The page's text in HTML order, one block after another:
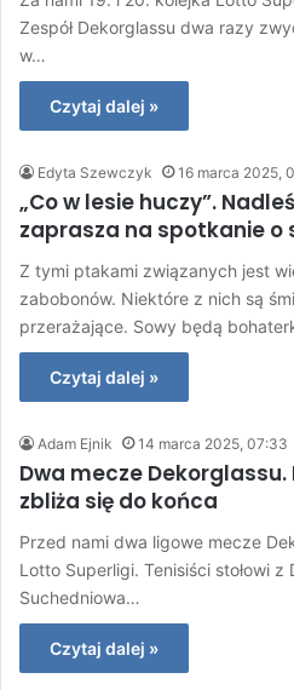
Zespół Dekorglassu dwa razy
w…
Czytaj dalej »
Edyta Szewczyk 16 marca 2025,
„Co w lesie huczy”.
zaprasza na spotkanie o
Z tymi ptakami związanych jest
zabobonów. Niektóre z nich są
przerażające. Sowy będą
Czytaj dalej »
Adam Ejnik 14 marca 2025, 07:33
Dwa mecze
zbliża się do końca
Przed nami dwa ligowe mecze
Lotto Superligi. Tenisiści stołowi z
Suchedniowa…
Czytaj dalej »